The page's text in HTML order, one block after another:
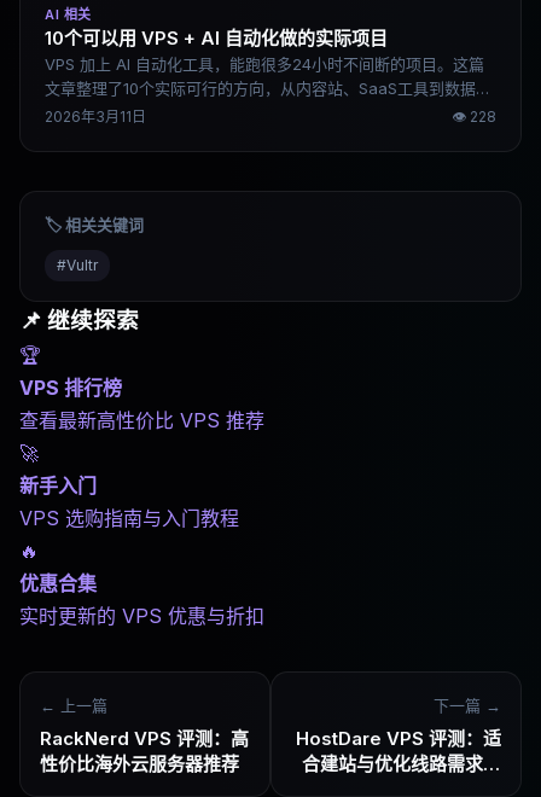
AI 相关
10个可以用 VPS + AI 自动化做的实际项目
VPS 加上 AI 自动化工具，能跑很多24小时不间断的项目。这篇
文章整理了10个实际可行的方向，从内容站、SaaS工具到数据服
务，每个都说清楚怎么做、怎么赚钱、需要什么配置。
2026年3月11日 👁 228
🏷️ 相关关键词
#Vultr
📌 继续探索
🏆
VPS 排行榜
查看最新高性价比 VPS 推荐
🚀
新手入门
VPS 选购指南与入门教程
🔥
优惠合集
实时更新的 VPS 优惠与折扣
← 上一篇
RackNerd VPS 评测：高
性价比海外云服务器推荐
下一篇 →
HostDare VPS 评测：适
合建站与优化线路需求的